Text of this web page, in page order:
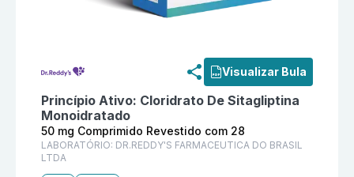
Visualizar Bula
Princípio Ativo: Cloridrato De Sitagliptina
Monoidratado
50 mg Comprimido Revestido com 28
LABORATÓRIO: DR.REDDY'S FARMACEUTICA DO BRASIL
LTDA